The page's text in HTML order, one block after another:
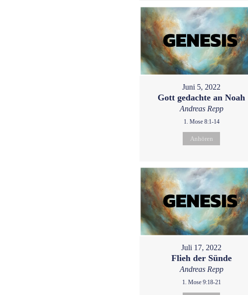
Juni 5, 2022
Gott gedachte an Noah
Andreas Repp
1. Mose 8:1-14
Anhören
Juli 17, 2022
Flieh der Sünde
Andreas Repp
1. Mose 9:18-21